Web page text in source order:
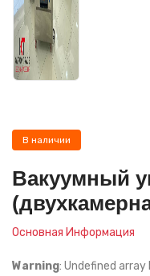
В наличии
Вакуумный
Основная Информация
Warning: Undefined array